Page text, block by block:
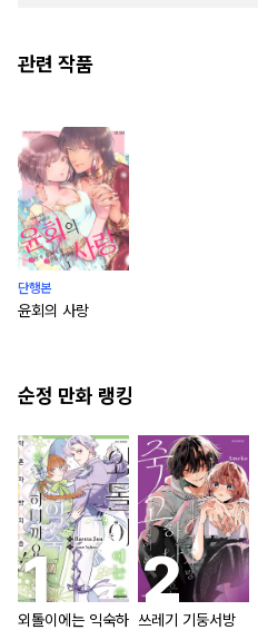
관련 작품
단행본
윤회의 사랑
순정 만화 랭킹
외톨이에는 익숙하 쓰레기 기둥서방